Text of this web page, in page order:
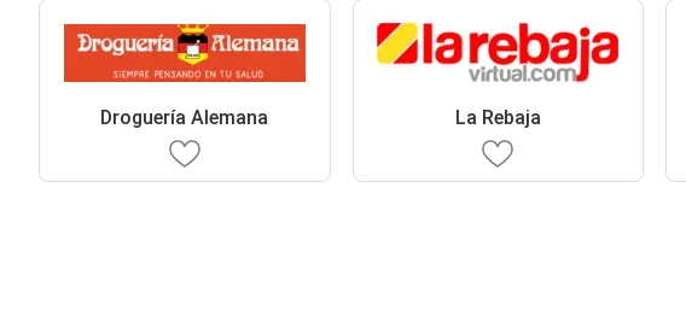
Droguería Alemana La Rebaja